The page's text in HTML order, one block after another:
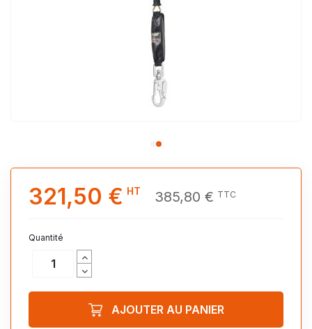
321,50 € HT 385,80 € TTC
Quantité
AJOUTER AU PANIER